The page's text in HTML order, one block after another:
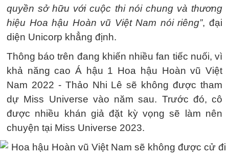
quyền sở hữu với cuộc thi nói chung và thương
hiệu Hoa hậu Hoàn vũ Việt Nam nói riêng”, đại
diện Unicorp khẳng định.
Thông báo trên đang khiến nhiều fan tiếc nuối, vì
khả năng cao Á hậu 1 Hoa hậu Hoàn vũ Việt
Nam 2022 - Thảo Nhi Lê sẽ không được tham
dự Miss Universe vào năm sau. Trước đó, cô
được nhiều khán giả đặt kỳ vọng sẽ làm nên
chuyện tại Miss Universe 2023.